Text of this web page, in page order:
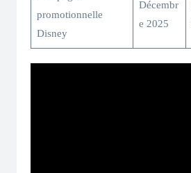
promotionnelle
Disney
Décembr
e 2025